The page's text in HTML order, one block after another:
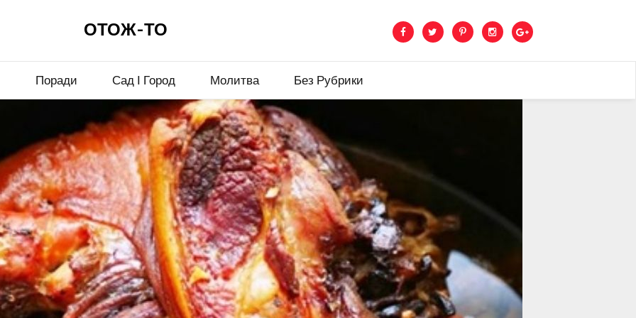
ОТОЖ-ТО
Поради Сад І Город Молитва Без Рубрики